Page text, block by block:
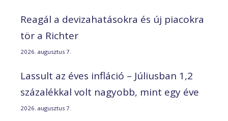
Reagál a devizahatásokra és új piacokra
tör a Richter
2026. augusztus 7.
Lassult az éves infláció – Júliusban 1,2
százalékkal volt nagyobb, mint egy éve
2026. augusztus 7.